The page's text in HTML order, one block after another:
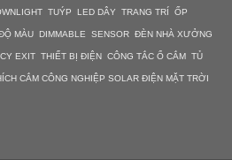
TUÝP LED DÂY TRANG TRÍ ỐP
MÀU DIMMABLE SENSOR ĐÈN NHÀ XƯỞNG
EXIT THIẾT BỊ ĐIỆN CÔNG TẮC Ổ CẮM TỦ
CẮM CÔNG NGHIỆP SOLAR ĐIỆN MẶT TRỜI